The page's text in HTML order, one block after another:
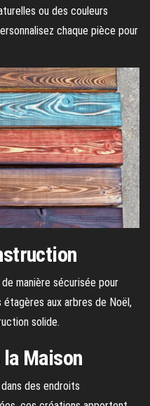
ou des couleurs
chaque pièce pour
manière sécurisée pour
aux arbres de Noël,
solide.
Maison
des endroits